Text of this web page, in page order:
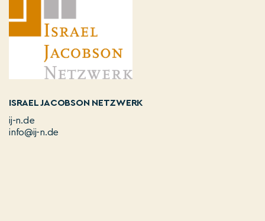
ISRAEL JACOBSON NETZWERK
ij-n.de
info@ij-n.de